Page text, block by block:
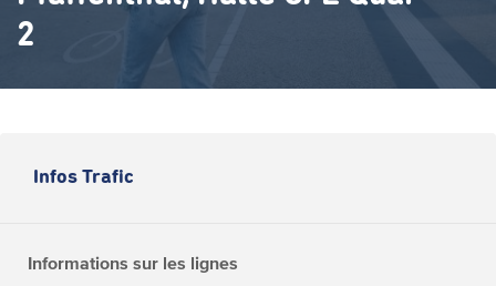
2
Infos Trafic
Informations sur les lignes